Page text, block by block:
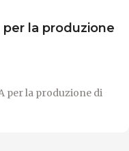
la produzione
per la produzione di